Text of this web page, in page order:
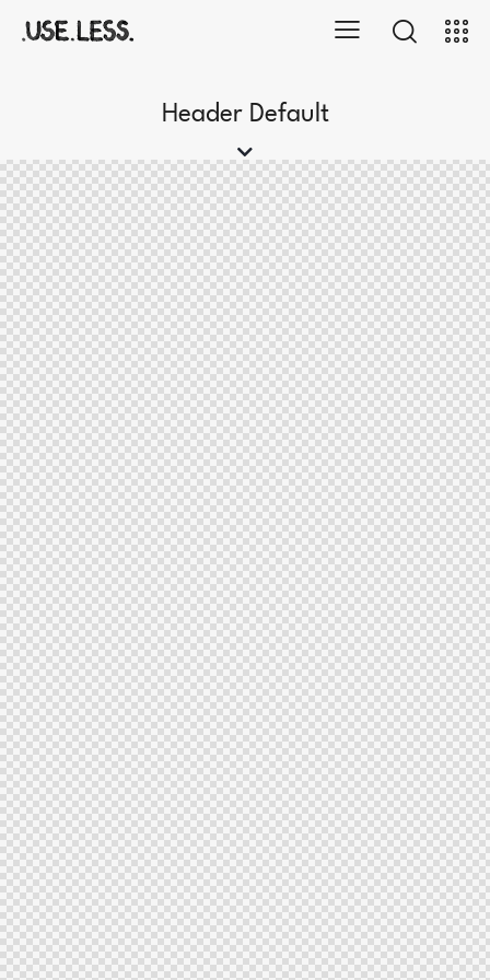
Header Default